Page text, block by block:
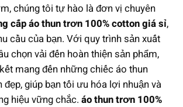
chúng tôi tự hào là đơn vị chuyên
cấp áo thun trơn 100% cotton giá sỉ,
cầu của bạn. Với quy trình sản xuất
chọn vải đến hoàn thiện sản phẩm,
mang đến những chiếc áo thun
giúp bạn tối ưu hóa lợi nhuận và
hiệu vững chắc.áo thun trơn 100%